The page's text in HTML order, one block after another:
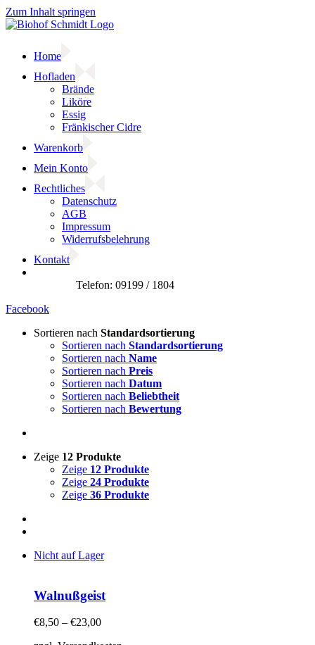
Zum Inhalt springen
Home
Hofladen
Brände
Liköre
Essig
Fränkischer Cidre
Warenkorb
Mein Konto
Rechtliches
Datenschutz
AGB
Impressum
Widerrufsbelehrung
Kontakt
Facebook
Sortieren nach Standardsortierung
Sortieren nach Standardsortierung
Sortieren nach Name
Sortieren nach Preis
Sortieren nach Datum
Sortieren nach Beliebtheit
Sortieren nach Bewertung
Zeige 12 Produkte
Zeige 12 Produkte
Zeige 24 Produkte
Zeige 36 Produkte
Nicht auf Lager
Walnußgeist
€8,50 – €23,00